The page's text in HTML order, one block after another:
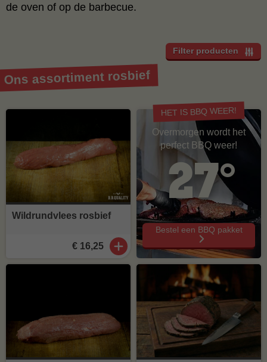
de oven of op de barbecue.
Filter producten
Ons assortiment rosbief
Wildrundvlees rosbief
€ 16,25
HET IS BBQ WEER!
Overmorgen wordt het
perfect BBQ weer!
27°
Bestel een BBQ pakket